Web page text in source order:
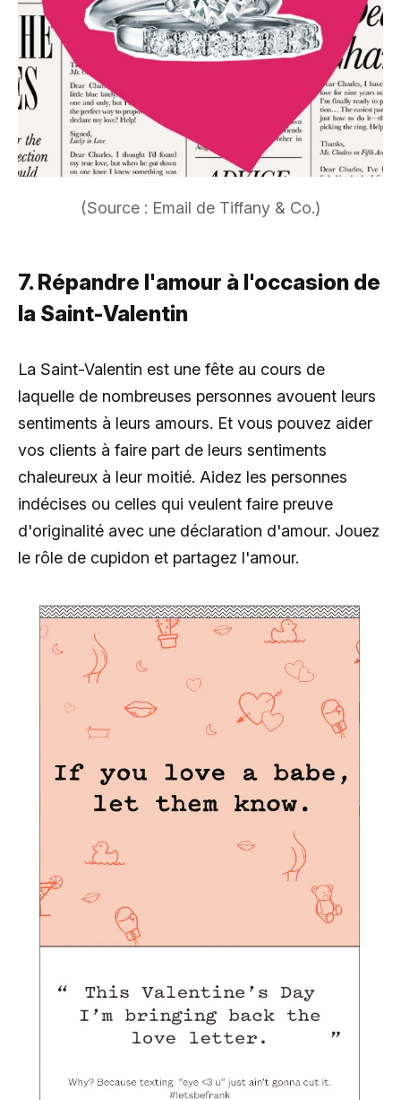
(Source : Email de Tiffany & Co.)
7. Répandre l'amour à l'occasion de
la Saint-Valentin
La Saint-Valentin est une fête au cours de
laquelle de nombreuses personnes avouent leurs
sentiments à leurs amours. Et vous pouvez aider
vos clients à faire part de leurs sentiments
chaleureux à leur moitié. Aidez les personnes
indécises ou celles qui veulent faire preuve
d'originalité avec une déclaration d'amour. Jouez
le rôle de cupidon et partagez l'amour.